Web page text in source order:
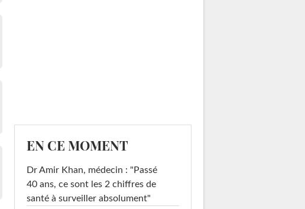
EN CE MOMENT
Dr Amir Khan, médecin : "Passé
40 ans, ce sont les 2 chiffres de
santé à surveiller absolument"